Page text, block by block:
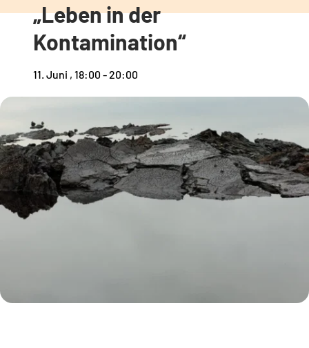
„Leben in der
Kontamination“
11. Juni , 18:00 -20:00